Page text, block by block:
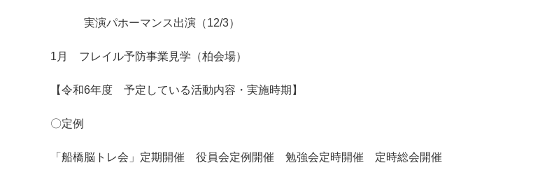
実演パホーマンス出演（12/3）
1月 フレイル予防事業見学（柏会場）
【令和6年度 予定している活動内容・実施時期】
〇定例
「船橋脳トレ会」定期開催 役員会定例開催 勉強会定時開催 定時総会開催